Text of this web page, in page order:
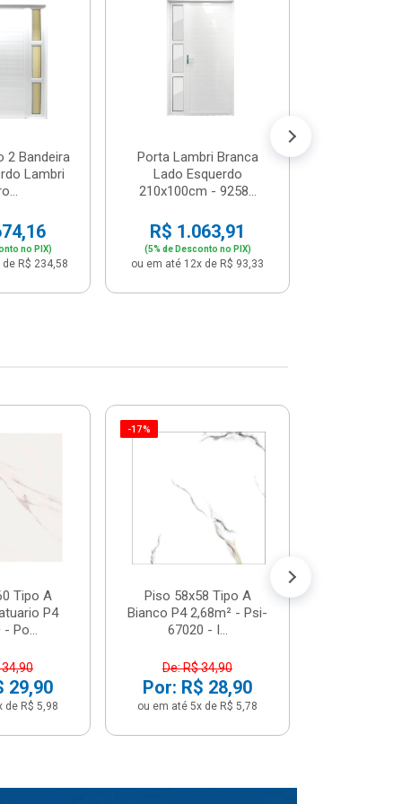
2 Bandeira
Lambri
no PIX)
R$ 234,58
Porta Lambri Branca
Lado Esquerdo
210x100cm - 9258...
R$ 1.063,91
(5% de Desconto no PIX)
ou em até 12x de R$ 93,33
Tipo A
P4
- Po...
34,90
29,90
de R$ 5,98
-17%
Piso 58x58 Tipo A
Bianco P4 2,68m² - Psi-
67020 - I...
De: R$ 34,90
Por: R$ 28,90
ou em até 5x de R$ 5,78